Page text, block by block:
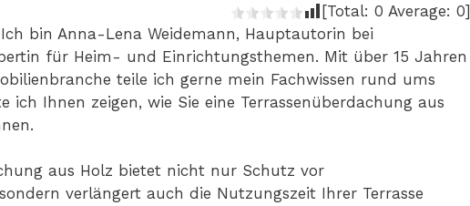
[Total: 0 Average: 0]
bin Anna-Lena Weidemann, Hauptautorin bei
für Heim- und Einrichtungsthemen. Mit über 15 Jahren
teile ich gerne mein Fachwissen rund ums
ich Ihnen zeigen, wie Sie eine Terrassenüberdachung aus
aus Holz bietet nicht nur Schutz vor
verlängert auch die Nutzungszeit Ihrer Terrasse